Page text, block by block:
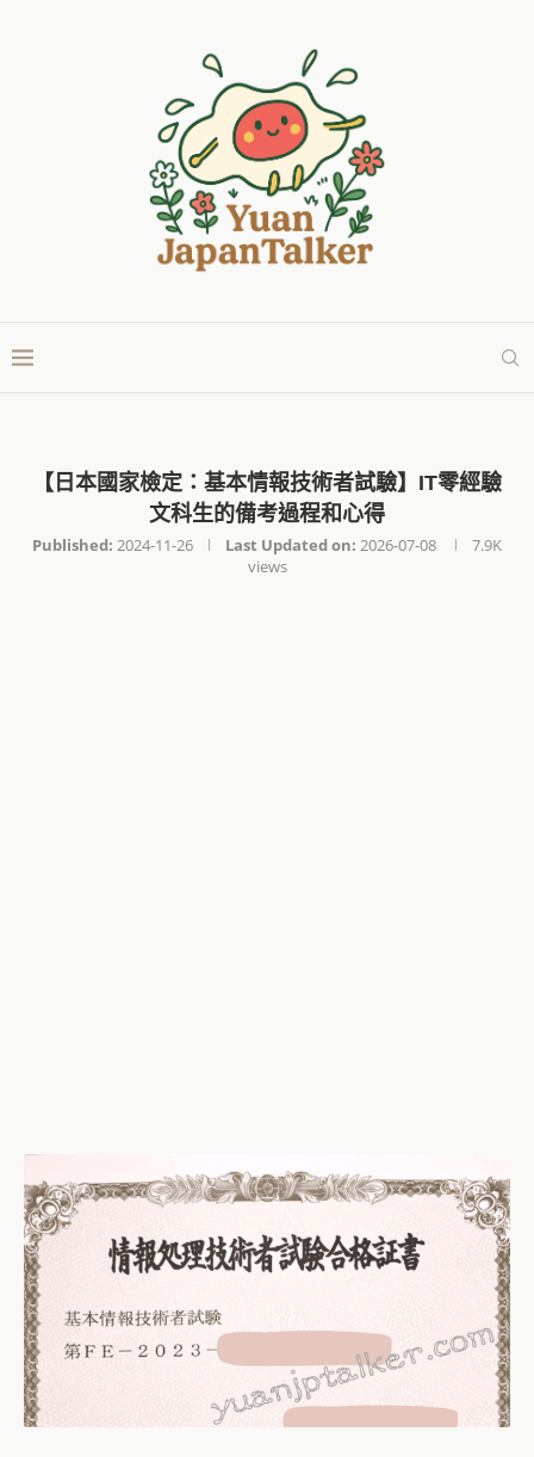
【日本國家檢定：基本情報技術者試驗】IT零經驗
文科生的備考過程和心得
Published: 2024-11-26 Last Updated on: 2026-07-08
7.9K
views